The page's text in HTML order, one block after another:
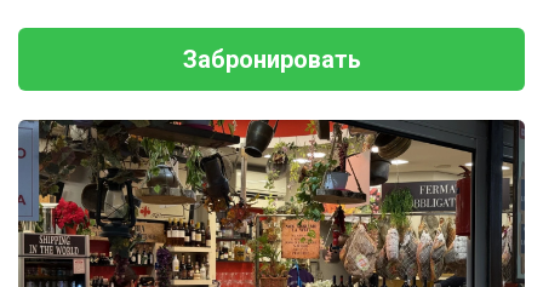
Забронировать